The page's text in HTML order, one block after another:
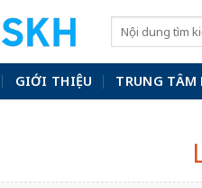
GIỚI THIỆU TRUNG TÂM